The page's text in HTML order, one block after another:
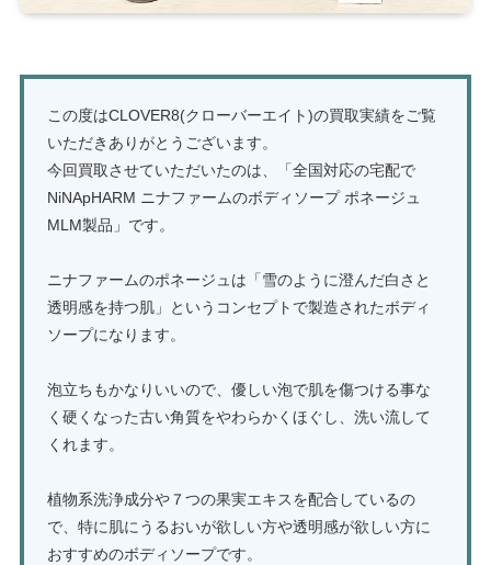
この度はCLOVER8(クローバーエイト)の買取実績をご覧
いただきありがとうございます。
今回買取させていただいたのは、「全国対応の宅配で
NiNApHARM ニナファームのボディソープ ポネージュ
MLM製品」です。
ニナファームのポネージュは「雪のように澄んだ白さと
透明感を持つ肌」というコンセプトで製造されたボディ
ソープになります。
泡立ちもかなりいいので、優しい泡で肌を傷つける事な
く硬くなった古い角質をやわらかくほぐし、洗い流して
くれます。
植物系洗浄成分や７つの果実エキスを配合しているの
で、特に肌にうるおいが欲しい方や透明感が欲しい方に
おすすめのボディソープです。